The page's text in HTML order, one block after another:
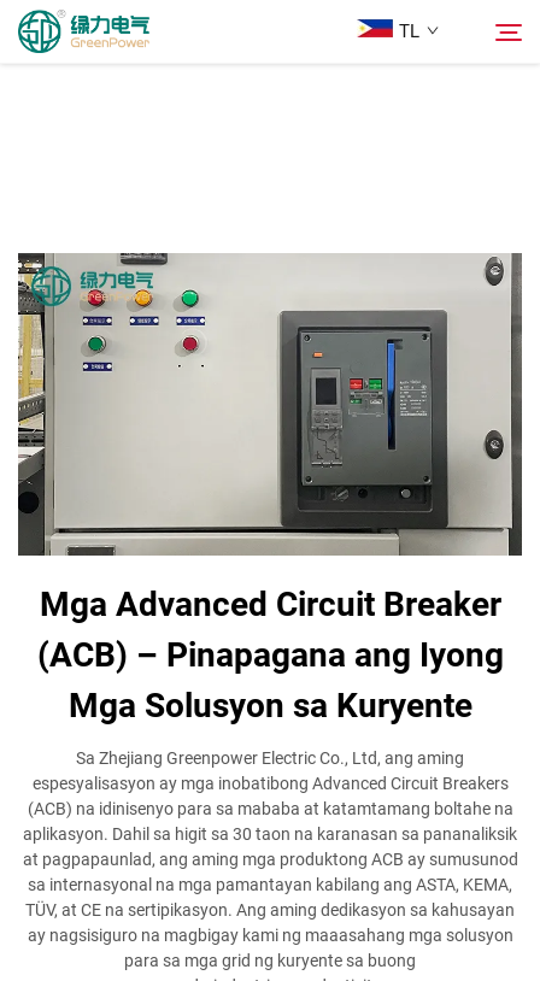
TL
Tungkol Sa Amin
Mga Solusyon
Ilagay
Makipag-ugnayan sa Amin
Mga Advanced Circuit Breaker
(ACB) – Pinapagana ang Iyong
Mga Solusyon sa Kuryente
Sa Zhejiang Greenpower Electric Co., Ltd, ang aming
espesyalisasyon ay mga inobatibong Advanced Circuit Breakers
(ACB) na idinisenyo para sa mababa at katamtamang boltahe na
aplikasyon. Dahil sa higit sa 30 taon na karanasan sa pananaliksik
at pagpapaunlad, ang aming mga produktong ACB ay sumusunod
sa internasyonal na mga pamantayan kabilang ang ASTA, KEMA,
TÜV, at CE na sertipikasyon. Ang aming dedikasyon sa kahusayan
ay nagsisiguro na magbigay kami ng maaasahang mga solusyon
para sa mga grid ng kuryente sa buong